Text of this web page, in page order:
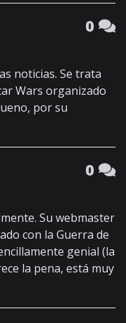
0
noticias. Se trata
Wars organizado
por su
0
Su webmaster
con la Guerra de
genial (la
la pena, está muy